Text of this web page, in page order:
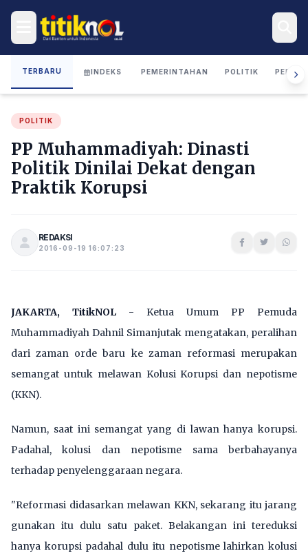
TERBARU INDEKS PEMERINTAHAN POLITIK
POLITIK
PP Muhammadiyah: Dinasti
Politik Dinilai Dekat dengan
Praktik Korupsi
REDAKSI
2016-09-19 16:07:23
JAKARTA, TitikNOL - Ketua Umum PP Pemuda
Muhammadiyah Dahnil Simanjutak mengatakan, peralihan
dari zaman orde baru ke zaman reformasi merupakan
semangat untuk melawan Kolusi Korupsi dan nepotisme
(KKN).
Namun, saat ini semangat yang di lawan hanya korupsi.
Padahal, kolusi dan nepotisme sama berbahayanya
terhadap penyelenggaraan negara.
"Reformasi didasarkan melawan KKN, sekarang itu jarang
gunakan itu dulu satu paket. Belakangan ini tereduksi
hanya korupsi padahal dulu itu nepotisme lahirkan kolusi